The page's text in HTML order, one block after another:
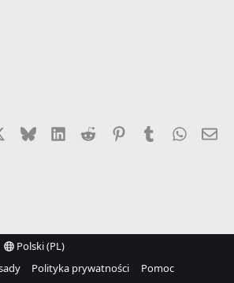
Bluesky LinkedInReddit PinterestTumblr
Polski (PL)
Polityka prywatności
Pomoc